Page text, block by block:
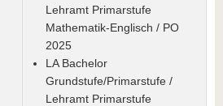
Lehramt Primarstufe
Mathematik-Englisch / PO
2025
LA Bachelor
Grundstufe/Primarstufe /
Lehramt Primarstufe